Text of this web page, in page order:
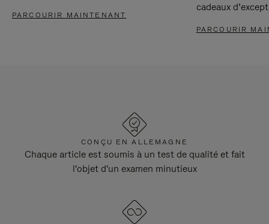
PARCOURIR MAINTENANT
cadeaux
PARCOURIR
CONÇU EN ALLEMAGNE
Chaque article est soumis à un test de qualité et fait
l'objet d'un examen minutieux